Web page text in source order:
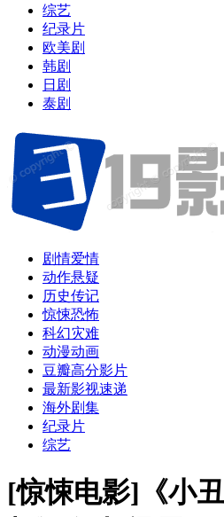
综艺
纪录片
欧美剧
韩剧
日剧
泰剧
剧情爱情
动作悬疑
历史传记
惊悚恐怖
科幻灾难
动漫动画
豆瓣高分影片
最新影视速递
海外剧集
纪录片
综艺
[惊悚电影]《小